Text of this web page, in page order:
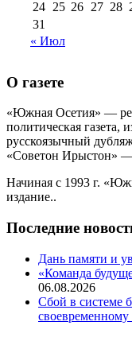
24 25 26 27 28
31
« Июл
О газете
«Южная Осетия» —
политическая газета,
русскоязычный
«Советон Ирыстон» —
Начиная с 1993 г.
издание..
Последние
Дань памяти и
«Команда
06.08.2026
Сбой в системе